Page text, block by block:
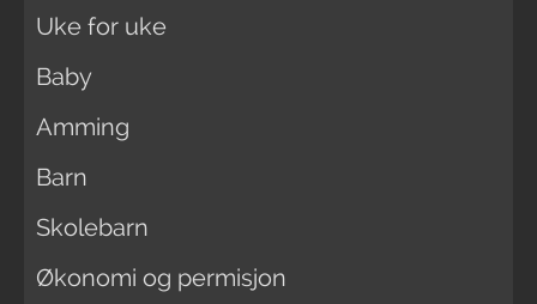
Uke for uke
Baby
Amming
Barn
Skolebarn
Økonomi og permisjon